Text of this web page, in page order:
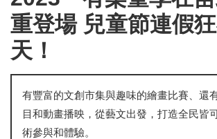
重登場 兒童節連假
天！
有豐富的文創市集與趣味的繪畫比賽、還
目和動畫播映，從藝文出發，打造全民皆
術參與和體驗。